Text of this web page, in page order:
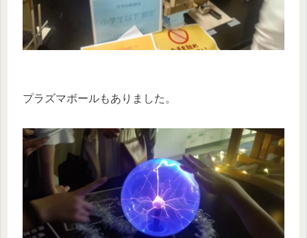
プラズマボールもありました。